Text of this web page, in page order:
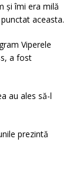
și îmi era milă
aceasta.
Viperele
a fost
au ales să-l
prezintă